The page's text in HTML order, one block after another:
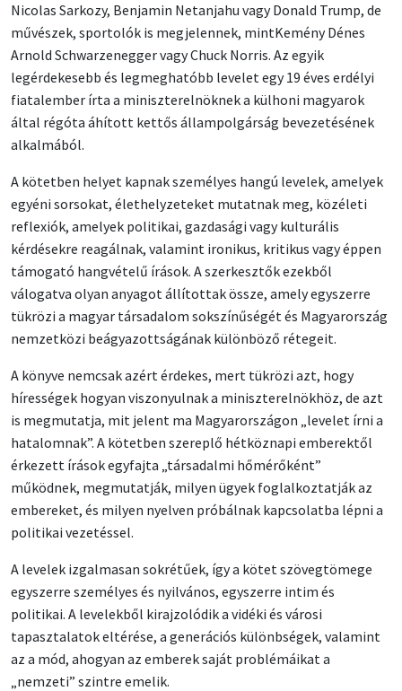
Nicolas Sarkozy, Benjamin Netanjahu vagy Donald Trump, de
művészek, sportolók is megjelennek, mintKemény Dénes
Arnold Schwarzenegger vagy Chuck Norris. Az egyik
legérdekesebb és legmeghatóbb levelet egy 19 éves erdélyi
fiatalember írta a miniszterelnöknek a külhoni magyarok
által régóta áhított kettős állampolgárság bevezetésének
alkalmából.
A kötetben helyet kapnak személyes hangú levelek, amelyek
egyéni sorsokat, élethelyzeteket mutatnak meg, közéleti
reflexiók, amelyek politikai, gazdasági vagy kulturális
kérdésekre reagálnak, valamint ironikus, kritikus vagy éppen
támogató hangvételű írások. A szerkesztők ezekből
válogatva olyan anyagot állítottak össze, amely egyszerre
tükrözi a magyar társadalom sokszínűségét és Magyarország
nemzetközi beágyazottságának különböző rétegeit.
A könyve nemcsak azért érdekes, mert tükrözi azt, hogy
hírességek hogyan viszonyulnak a miniszterelnökhöz, de azt
is megmutatja, mit jelent ma Magyarországon „levelet írni a
hatalomnak”. A kötetben szereplő hétköznapi emberektől
érkezett írások egyfajta „társadalmi hőmérőként”
működnek, megmutatják, milyen ügyek foglalkoztatják az
embereket, és milyen nyelven próbálnak kapcsolatba lépni a
politikai vezetéssel.
A levelek izgalmasan sokrétűek, így a kötet szövegtömege
egyszerre személyes és nyilvános, egyszerre intim és
politikai. A levelekből kirajzolódik a vidéki és városi
tapasztalatok eltérése, a generációs különbségek, valamint
az a mód, ahogyan az emberek saját problémáikat a
„nemzeti” szintre emelik.